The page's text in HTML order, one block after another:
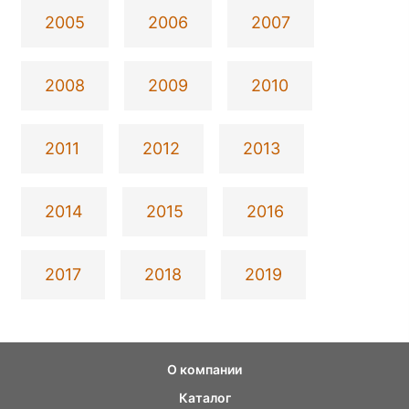
2005 2006 2007
2008 2009 2010
2011 2012 2013
2014 2015 2016
2017 2018 2019
О компании
Каталог